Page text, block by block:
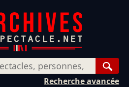
Recherche avancée